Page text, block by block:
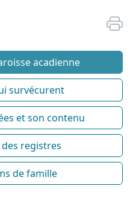
acadienne
survécurent
et son contenu
registres
de famille